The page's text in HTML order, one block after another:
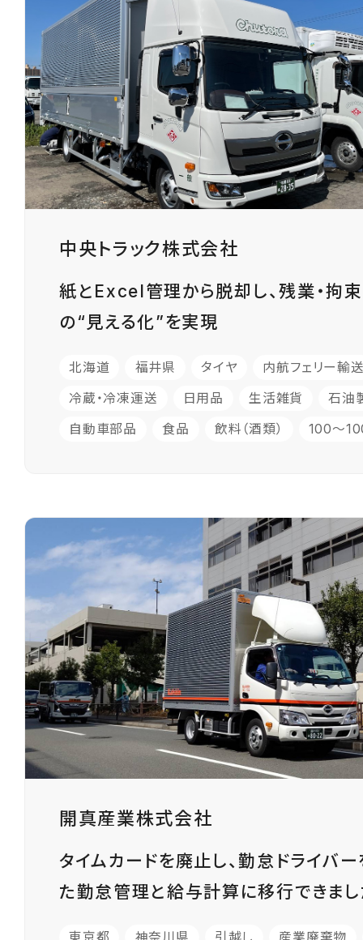
中央トラック株式会社
紙とExcel管理から脱却し、残業・拘
の“見える化”を実現
北海道 福井県 タイヤ 内航フェリー輸
冷蔵・冷凍運送 日用品 生活雑貨 石油
自動車部品 食品 飲料（酒類） 100〜
開真産業株式会社
タイムカードを廃止し、勤怠ドライバ
た勤怠管理と給与計算に移行できまし